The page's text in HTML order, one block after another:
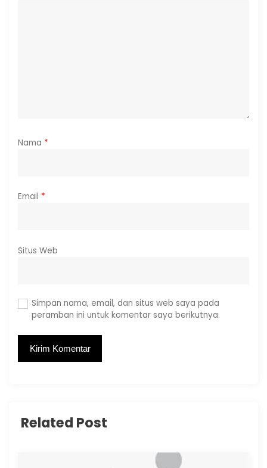
Nama *
Email *
Situs Web
Simpan nama, email, dan situs web saya pada
peramban ini untuk komentar saya berikutnya.
Related Post